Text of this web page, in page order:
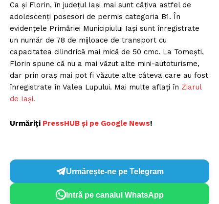
Ca și Florin, în județul Iași mai sunt câțiva astfel de
adolescenți posesori de permis categoria B1. În
evidenţele Primăriei Municipiului Iaşi sunt înregistrate
un număr de 78 de mijloace de transport cu
capacitatea cilindrică mai mică de 50 cmc. La Tomești,
Florin spune că nu a mai văzut alte mini-autoturisme,
dar prin oraș mai pot fi văzute alte câteva care au fost
înregistrate în Valea Lupului. Mai multe aflați în Ziarul
de Iași.
Urmăriți PressHUB și pe Google News!
Urmărește-ne pe Telegram
Intră pe canalul WhatsApp